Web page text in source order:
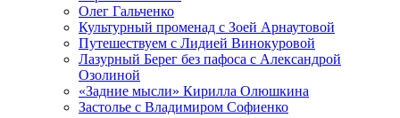
Олег Гальченко
Культурный променад с Зоей Арнаутовой
Путешествуем с Лидией Винокуровой
Лазурный Берег без пафоса с Александрой
Озолиной
«Задние мысли» Кирилла Олюшкина
Застолье с Владимиром Софиенко